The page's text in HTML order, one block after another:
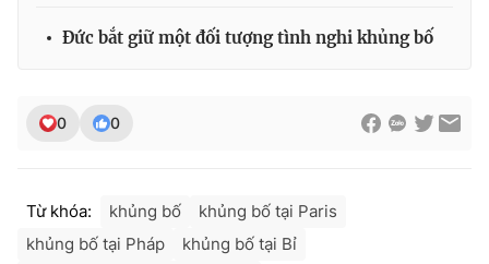
cấp ngày 29/12/2023
Nguyễn Trọng Ninh
Email:toasoan@vtv.vn
Liên hệ quảng cáo:024-7300.7108
Đức bắt giữ một đối tượng tình nghi khủng bố
0 0
Từ khóa: khủng bố
khủng bố tại Paris
khủng bố tại Pháp
khủng bố tại Bỉ